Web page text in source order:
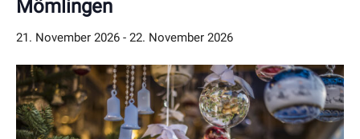
Mömlingen
21. November 2026 - 22. November 2026